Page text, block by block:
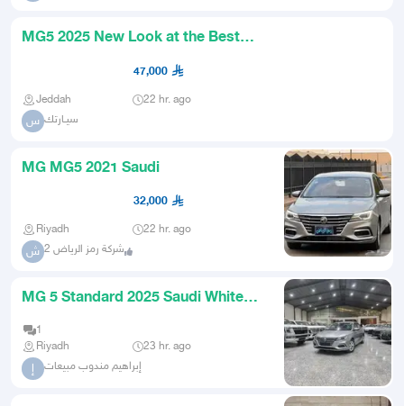
MG5 2025 New Look at the Best
Prices Cash Installments All
47,000
Jeddah 22 hr. ago
س سيـارتك
MG MG5 2021 Saudi
32,000
Riyadh 22 hr. ago
ش شركة رمز الرياض 2
MG 5 Standard 2025 Saudi White
1
Riyadh
23 hr. ago
إ إبراهيم مندوب مبيعات